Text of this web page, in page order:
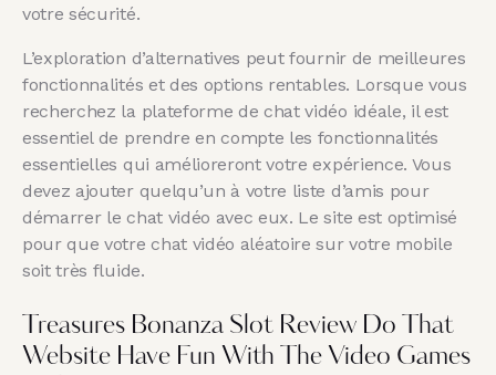
votre sécurité.
L’exploration d’alternatives peut fournir de meilleures
fonctionnalités et des options rentables. Lorsque vous
recherchez la plateforme de chat vidéo idéale, il est
essentiel de prendre en compte les fonctionnalités
essentielles qui amélioreront votre expérience. Vous
devez ajouter quelqu’un à votre liste d’amis pour
démarrer le chat vidéo avec eux. Le site est optimisé
pour que votre chat vidéo aléatoire sur votre mobile
soit très fluide.
Treasures Bonanza Slot Review Do That
Website Have Fun With The Video Games